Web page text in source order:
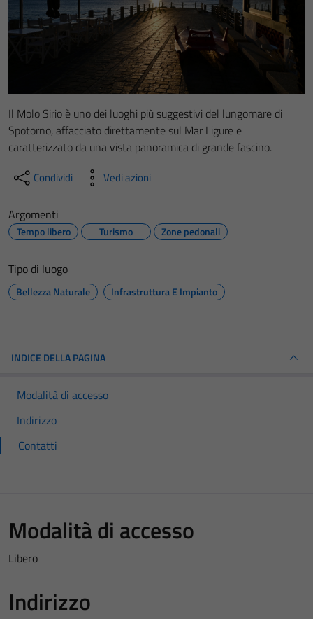
Il Molo Sirio è uno dei luoghi più suggestivi del lungomare di
Spotorno, affacciato direttamente sul Mar Ligure e
caratterizzato da una vista panoramica di grande fascino.
Condividi Vedi azioni
Argomenti
Tempo libero Turismo Zone pedonali
Tipo di luogo
Bellezza Naturale Infrastruttura E Impianto
INDICE DELLA PAGINA
Modalità di accesso
Indirizzo
Contatti
Modalità di accesso
Libero
Indirizzo